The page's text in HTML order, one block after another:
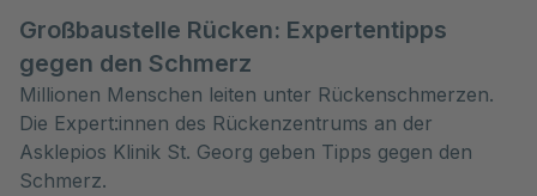
Großbaustelle Rücken: Expertentipps
gegen den Schmerz
Millionen Menschen leiten unter Rückenschmerzen.
Die Expert:innen des Rückenzentrums an der
Asklepios Klinik St. Georg geben Tipps gegen den
Schmerz.